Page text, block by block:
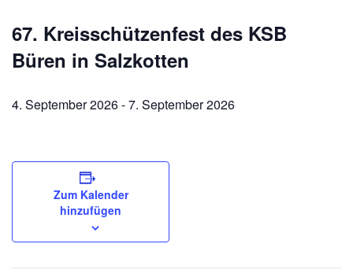
67. Kreisschützenfest des KSB
Büren in Salzkotten
4. September 2026-7. September 2026
Zum Kalender
hinzufügen